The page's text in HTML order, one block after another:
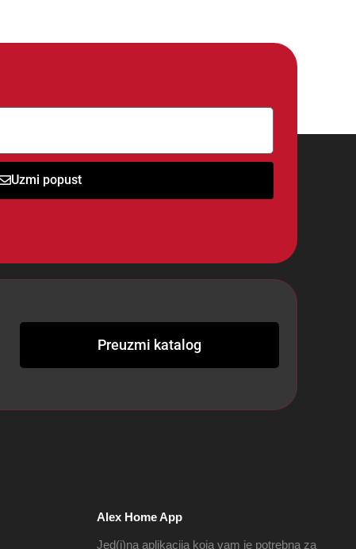
Uzmi popust
Preuzmi katalog
Alex Home App
Jed(i)na aplikacija koja vam je potrebna za